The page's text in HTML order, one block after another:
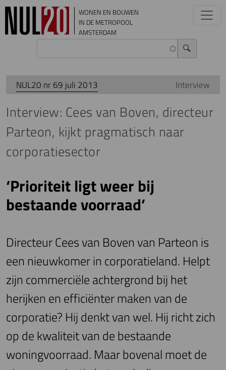
Overslaan en naar de inhoud gaan
WONEN EN BOUWEN
IN DE METROPOOL
AMSTERDAM
NUL20 nr 69 juli 2013 Interview
Interview: Cees van Boven, directeur
Parteon, kijkt pragmatisch naar
corporatiesector
‘Prioriteit ligt weer bij
bestaande voorraad’
Directeur Cees van Boven van Parteon is
een nieuwkomer in corporatieland. Helpt
zijn commerciële achtergrond bij het
herijken en efficiënter maken van de
corporatie? Hij denkt van wel. Hij richt zich
op de kwaliteit van de bestaande
woningvoorraad. Maar bovenal moet de